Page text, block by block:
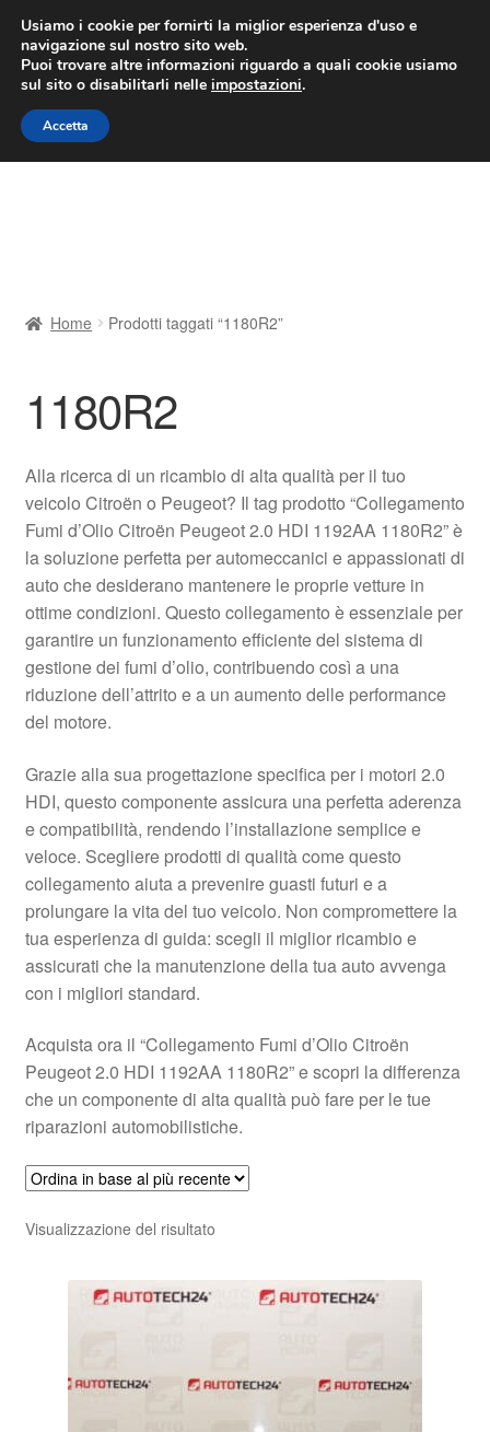
CONSEGNA da 7 EUR
Lun-Ven 9:00 - 16:00/800 580 290
Vai
alla
navigazione
Vai
al
contenuto
Contatto
Il mio account
Pagamenti
Politica sulla riservatezza
Procedura di Reclamo
Registratore di cassa
Spedizione in tutto il mondo
Termini e condizioni
Home Prodotti taggati “1180R2”
1180R2
Alla ricerca di un ricambio di alta qualità per il tuo
veicolo Citroën o Peugeot? Il tag prodotto “Collegamento
Fumi d’Olio Citroën Peugeot 2.0 HDI 1192AA 1180R2” è
la soluzione perfetta per automeccanici e appassionati di
auto che desiderano mantenere le proprie vetture in
ottime condizioni. Questo collegamento è essenziale per
garantire un funzionamento efficiente del sistema di
gestione dei fumi d’olio, contribuendo così a una
riduzione dell’attrito e a un aumento delle performance
del motore.
Grazie alla sua progettazione specifica per i motori 2.0
HDI, questo componente assicura una perfetta aderenza
e compatibilità, rendendo l’installazione semplice e
veloce. Scegliere prodotti di qualità come questo
collegamento aiuta a prevenire guasti futuri e a
prolungare la vita del tuo veicolo. Non compromettere la
tua esperienza di guida: scegli il miglior ricambio e
assicurati che la manutenzione della tua auto avvenga
con i migliori standard.
Acquista ora il “Collegamento Fumi d’Olio Citroën
Peugeot 2.0 HDI 1192AA 1180R2” e scopri la differenza
che un componente di alta qualità può fare per le tue
riparazioni automobilistiche.
Visualizzazione del risultato
Usiamo i cookie per fornirti la miglior esperienza d'uso e
navigazione sul nostro sito web.
Puoi trovare altre informazioni riguardo a quali cookie usiamo
sul sito o disabilitarli nelle impostazioni.
Accetta